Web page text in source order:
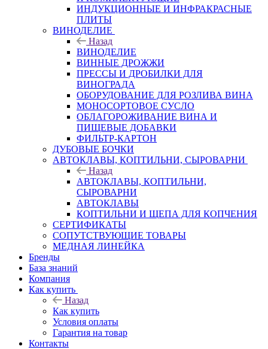
ИНДУКЦИОННЫЕ И ИНФРАКРАСНЫЕ
ПЛИТЫ
ВИНОДЕЛИЕ
Назад
ВИНОДЕЛИЕ
ВИННЫЕ ДРОЖЖИ
ПРЕССЫ И ДРОБИЛКИ ДЛЯ
ВИНОГРАДА
ОБОРУДОВАНИЕ ДЛЯ РОЗЛИВА ВИНА
МОНОСОРТОВОЕ СУСЛО
ОБЛАГОРОЖИВАНИЕ ВИНА И
ПИЩЕВЫЕ ДОБАВКИ
ФИЛЬТР-КАРТОН
ДУБОВЫЕ БОЧКИ
АВТОКЛАВЫ, КОПТИЛЬНИ, СЫРОВАРНИ
Назад
АВТОКЛАВЫ, КОПТИЛЬНИ,
СЫРОВАРНИ
АВТОКЛАВЫ
КОПТИЛЬНИ И ЩЕПА ДЛЯ КОПЧЕНИЯ
СЕРТИФИКАТЫ
СОПУТСТВУЮЩИЕ ТОВАРЫ
МЕДНАЯ ЛИНЕЙКА
Бренды
База знаний
Компания
Как купить
Назад
Как купить
Условия оплаты
Гарантия на товар
Контакты